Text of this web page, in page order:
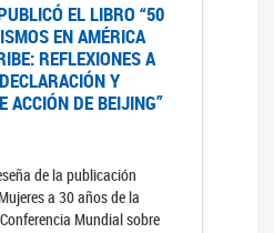
EL LIBRO “50
EN AMÉRICA
REFLEXIONES A
Y
ACCIÓN DE BEIJING”
de la publicación
a 30 años de la
Mundial sobre